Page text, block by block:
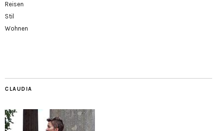
Reisen
Stil
Wohnen
CLAUDIA